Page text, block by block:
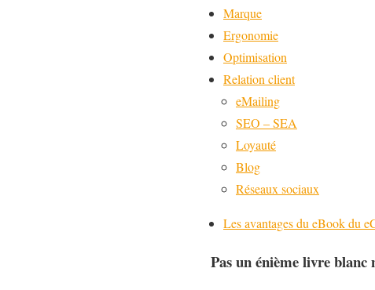
Marque
Ergonomie
Optimisation
Relation client
eMailing
SEO – SEA
Loyauté
Blog
Réseaux sociaux
Les avantages du eBook du
Pas un énième livre